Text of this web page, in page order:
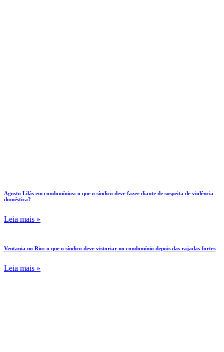
Agosto Lilás em condomínios: o que o síndico deve fazer diante de suspeita de violência
doméstica?
Leia mais »
Ventania no Rio: o que o síndico deve vistoriar no condomínio depois das rajadas fortes
Leia mais »